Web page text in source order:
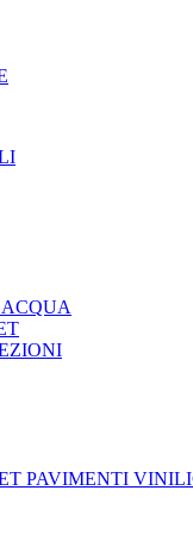
PAVIMENTI